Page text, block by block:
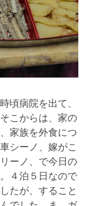
頃病院を出て、
こからは、家の
家族を外食につ
シーノ、嫁がこ
ーノ、で今日の
４泊５日なので
たが、すること